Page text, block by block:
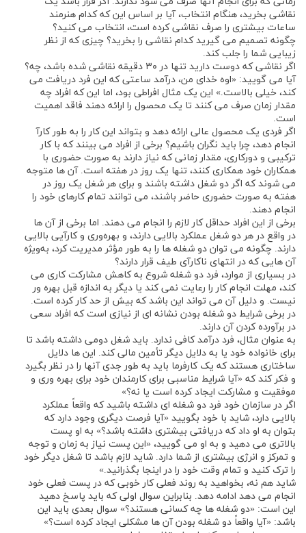
نقاشی بخرید، هنگام انتخاب، آیا بر اساس این که کدام هنرمند
ساعات بیشتری را صرف نقاشی کرده است، انتخاب می ‌کنید؟
چگونه تصمیم می ‌گیرید کدام نقاشی را بخرید؟ چیزی که از نظر
زیبایی شما را جلب کند.
اگر نقاشی که دوست دارید تنها در ۳۰ دقیقه نقاشی شده باشد، چه؟
آیا می‌ گویید: «اوه خدای من، درآمد ساعتی که این فرد دریافت می
‌کند، خیلی بالاست.» این یک مثال افراطی بود، اما این که افراد چه
مقدار زمان صرف می‌ کنند تا یک محصول را ارائه دهند فاقد اهمیت
است.
اگر فردی یک محصول عالی ارائه دهد و بتواند این کار را به طور کارآ
انجام دهد، چرا باید نگران باشیم؟ برخی از افراد می بینند که با کار
ترکیبی و دورکاری، مقدار زمانی که نیاز دارند به صورت حضوری با
همکاران خود همکاری کنند، تنها یک روز در هفته است. آن ‌ها متوجه
می ‌شوند که اگر دو شغل داشته باشند و برای هر شغل یک روز در
هفته به صورت حضوری حاضر باشند، می‌ توانند تمام کارهای خود را
انجام دهند.
برخی از این افراد حداقل کار لازم را انجام می ‌دهند. اما برخی از آن ‌ها
در واقع در هر دو شغل عملکرد بالایی دارند، و بهره‌وری و کارآیی بالایی
دارند. چگونه می ‌توان دو شغله ها را به طور مؤثر مدیریت کرد، به‌ویژه
آن ‌هایی که در انتهای ناکارآی طیف قرار دارند؟
در بسیاری از موارد، فرد دو شغله شروع به کاهش مشارکت کاری می
‌کند، مهلت انجام کار را رعایت نمی ‌کند یا دیگر به اندازه قبل بهره‌ ور
نیست. و دلیل آن می تواند این باشد که بیش از حد کار کرده ‌است.
در برخی شرایط دو شغله بودن نشانه ‌ای از نیازی است که افراد سعی
در برآورده کردن آن دارند.
به عنوان مثال، فرد درآمد کافی ندارد. باید شغل دومی داشته باشد تا
برای خانواده خود یا به دلایل دیگر تأمین مالی کند. این ‌ها دلایل
ساختاری هستند که یک کارفرما باید به طور جدی آنها را در نظر بگیرد
و فکر کند که «آیا شرایط مناسبی برای کارمندان خود برای بهره ‌وری و
موفقیت و مشارکت ایجاد کرده است یا نه؟»
اگر در سازمان خود فرد دو شغله ای داشته باشید که واقعاً عملکرد
بالایی دارد، شاید با خود بگویید «آیا فرصت دیگری وجود دارد که
بتوان به او داد که دریافتی بیشتری داشته باشد؟» به او پست
بالا‌تری می ‌دهید و به او می گویید، «این پست نیاز به زمان و توجه
و تمرکز و انرژی بیشتری از شما دارد. شاید لازم باشد تا شغل دیگر خود
را ترک کنید و تمام وقت خود را در اینجا بگذرانید.»
شاید هم نه، بخواهید به روند فعلی کار خوبی که در پست فعلی خود
انجام می ‌دهد ادامه دهد. بنابراین سوال اولی که باید پاسخ دهید
این است: «دو شغله ها چه کسانی هستند؟» سوال بعدی باید این
باشد: «آیا واقعاً دو شغله بودن آن ها مشکلی ایجاد کرده است؟»